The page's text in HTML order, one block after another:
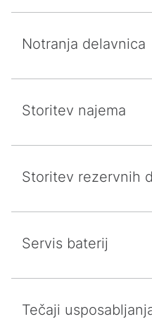
Notranja delavnica
Storitev najema
Storitev rezervnih
Servis baterij
Tečaji